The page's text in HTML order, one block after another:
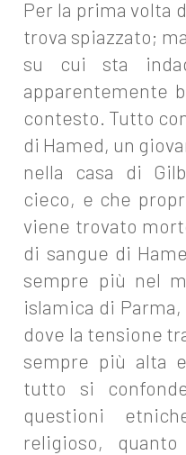
Per la prima volta
trova spiazzato;
su cui sta
apparentemente
contesto. Tutto
di Hamed, un
nella casa di
cieco, e che
viene trovato
di sangue di
sempre più nel
islamica di
dove la tensione
sempre più alta
tutto si
questioni
religioso,